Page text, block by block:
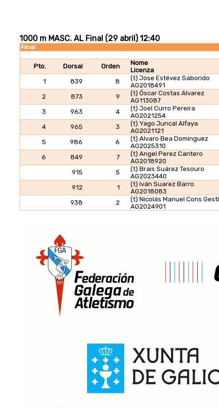
Final
Pto. Dorsal Orden
Nome
Licenza
1
839 8
(t) Jose Estévez Saborido
AG2018491
2
873 9
(t) Óscar Costas Alvarez
AG113087
3
963 4
(t) Joel Curro Pereira
AG2021254
4
965 3
(t) Yago Juncal Alfaya
AG2021121
5
986 6
(t) Alvaro Bea Dominguez
AG2025310
6
849 7
(t) Angel Perez Cantero
AG2018920
915
5
(t) Brais Suárez Tesouro
AG2023440
912
1
(t) Iván Suarez Barro
AG2018083
938
2
(t) Nicolás Manuel Cons
AG2024901
1000 m MASC. AL Final (29 abril) 12:40